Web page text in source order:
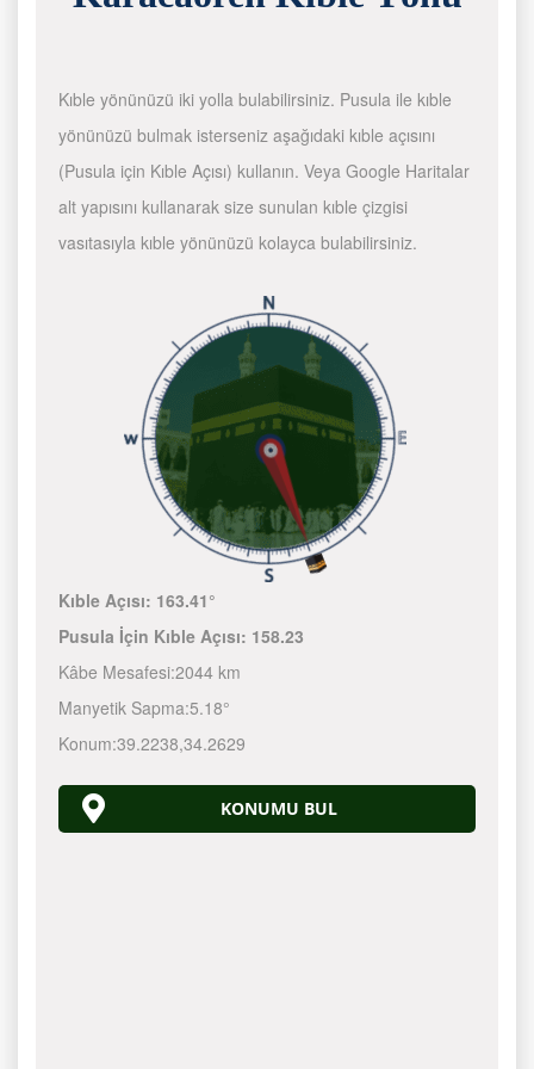
Kıble yönünüzü iki yolla bulabilirsiniz. Pusula ile kıble
yönünüzü bulmak isterseniz aşağıdaki kıble açısını
(Pusula için Kıble Açısı) kullanın. Veya Google Haritalar
alt yapısını kullanarak size sunulan kıble çizgisi
vasıtasıyla kıble yönünüzü kolayca bulabilirsiniz.
Kıble Açısı: 163.41°
Pusula İçin Kıble Açısı: 158.23
Kâbe Mesafesi:2044 km
Manyetik Sapma:5.18°
Konum:39.2238,34.2629
KONUMU BUL